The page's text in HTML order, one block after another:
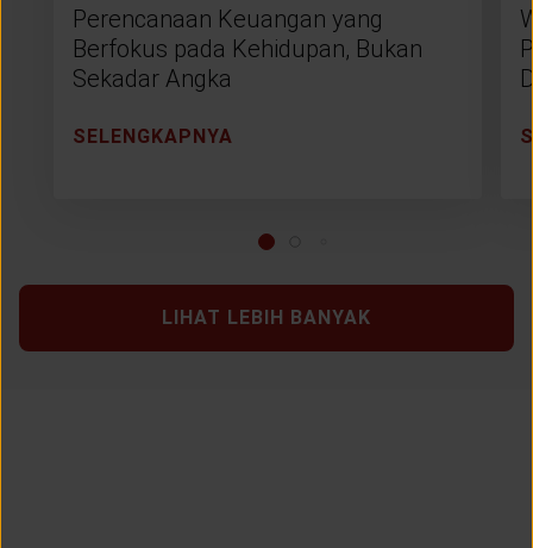
Perencanaan Keuangan yang
Berfokus pada Kehidupan, Bukan
Sekadar Angka
SELENGKAPNYA
LIHAT LEBIH BANYAK